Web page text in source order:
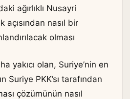
ağırlıklı Nusayri
açısından nasıl bir
olması
yakıcı olan, Suriye’nin en
Suriye PKK’sı tarafından
çözümünün nasıl